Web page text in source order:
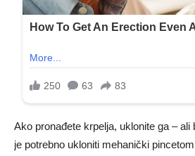
Ako pronađete krpelja, uklonite ga – ali
je potrebno ukloniti mehanički